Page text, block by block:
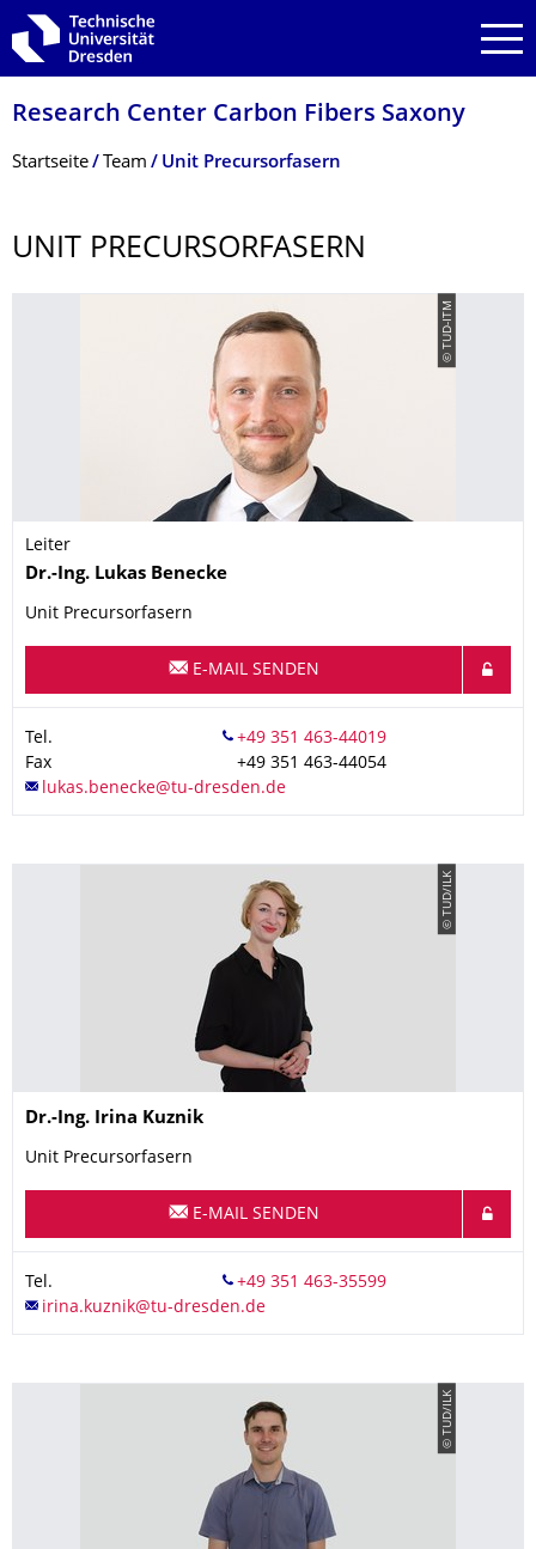
Zur Hauptnavigation springen
Zur Suche springen
Zum Inhalt springen
Research Center Carbon Fibers Saxony
Breadcrumb-Menü
Startseite Team Unit Precursorfasern
UNIT PRECURSORFASERN
© TUD-ITM
Leiter
Name
Dr.-Ing. Lukas Benecke
Unit Precursorfasern
E-MAIL SENDEN
Tel.
Fax
+49 351 463-44054
© TUD/ILK
Name
Dr.-Ing. Irina Kuznik
Unit Precursorfasern
E-MAIL SENDEN
Tel.
© TUD/ILK